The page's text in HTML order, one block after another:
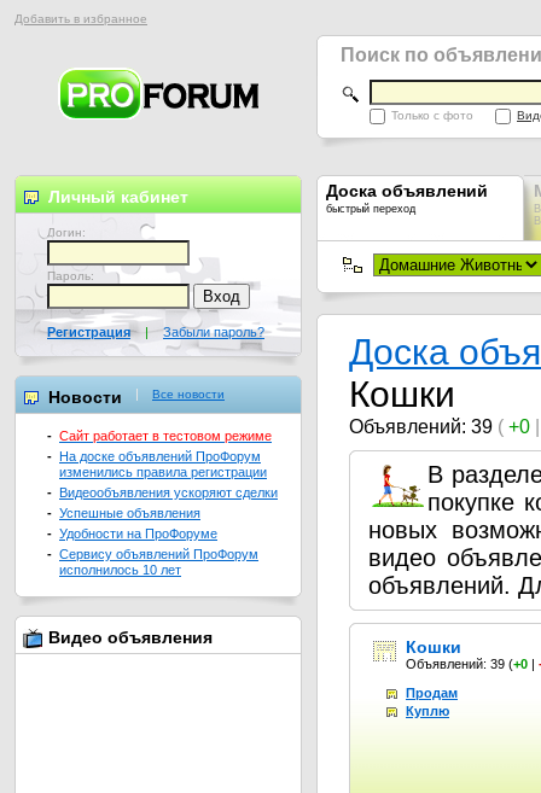
Добавить в избранное
Поиск по
Только с фото
Доска объявлений
быстрый переход
Доска
Кошки
Объявлений: 39 ( +0
В
покупке
новых
видео
объявлений.
Кошки
Объявлений: 39 (+0 |
Продам
Куплю
Личный кабинет
Логин:
Пароль:
Регистрация | Забыли пароль?
Новости Все новости
- Сайт работает в тестовом режиме
- На доске объявлений ПроФорум
изменились правила регистрации
- Видеообъявления ускоряют сделки
- Успешные объявления
- Удобности на ПроФоруме
- Сервису объявлений ПроФорум
исполнилось 10 лет
Видео объявления